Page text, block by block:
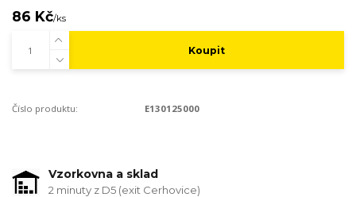
86 Kč/ks
Koupit
Číslo produktu: E130125000
Vzorkovna a sklad
2 minuty z D5 (exit Cerhovice)